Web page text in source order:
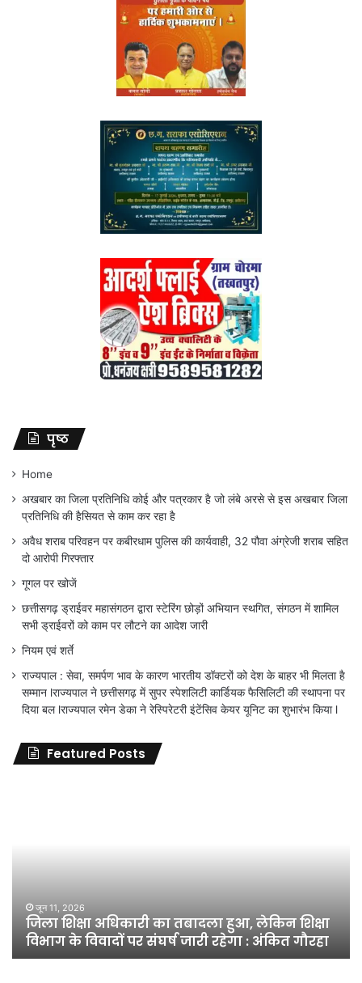
पृष्ठ
Home
अखबार का जिला प्रतिनिधि कोई और पत्रकार है जो लंबे अरसे से इस अखबार जिला
प्रतिनिधि की हैसियत से काम कर रहा है
अवैध शराब परिवहन पर कबीरधाम पुलिस की कार्यवाही, 32 पौवा अंग्रेजी शराब सहित
दो आरोपी गिरफ्तार
गूगल पर खोजें
छत्तीसगढ़ ड्राईवर महासंगठन द्वारा स्टेरिंग छोड़ों अभियान स्थगित, संगठन में शामिल
सभी ड्राईवरों को काम पर लौटने का आदेश जारी
नियम एवं शर्ते
राज्यपाल : सेवा, समर्पण भाव के कारण भारतीय डॉक्टरों को देश के बाहर भी मिलता है
सम्मान lराज्यपाल ने छत्तीसगढ़ में सुपर स्पेशलिटी कार्डियक फैसिलिटी की स्थापना पर
दिया बल lराज्यपाल रमेन डेका ने रेस्पिरेटरी इंटेंसिव केयर यूनिट का शुभारंभ किया l
Featured Posts
शिक्षा
विभाग
विवादों
जून 11, 2026
जिला शिक्षा अधिकारी का तबादला हुआ, लेकिन शिक्षा
विभाग के विवादों पर संघर्ष जारी रहेगा : अंकित गौरहा